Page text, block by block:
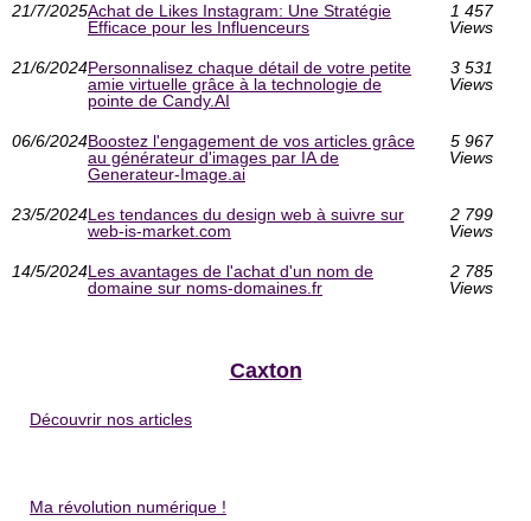
21/7/2025Achat de Likes Instagram: Une Stratégie
Efficace pour les Influenceurs
1 457
Views
21/6/2024Personnalisez chaque détail de votre petite
amie virtuelle grâce à la technologie de
pointe de Candy.AI
3 531
Views
06/6/2024Boostez l'engagement de vos articles grâce
au générateur d'images par IA de
Generateur-Image.ai
5 967
Views
23/5/2024Les tendances du design web à suivre sur
web-is-market.com
2 799
Views
14/5/2024Les avantages de l'achat d'un nom de
domaine sur noms-domaines.fr
2 785
Views
Caxton
Découvrir nos articles
Ma révolution numérique !